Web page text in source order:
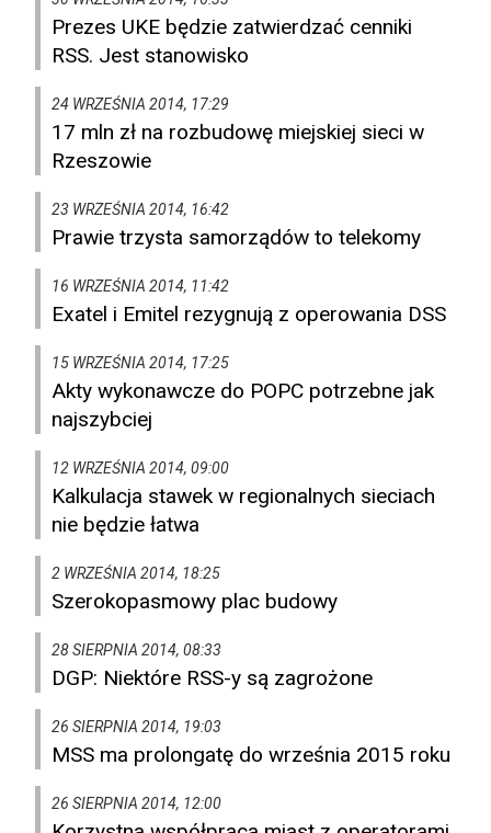
Prezes UKE będzie zatwierdzać cenniki
RSS. Jest stanowisko
24 WRZEŚNIA 2014, 17:29
17 mln zł na rozbudowę miejskiej sieci w
Rzeszowie
23 WRZEŚNIA 2014, 16:42
Prawie trzysta samorządów to telekomy
16 WRZEŚNIA 2014, 11:42
Exatel i Emitel rezygnują z operowania DSS
15 WRZEŚNIA 2014, 17:25
Akty wykonawcze do POPC potrzebne jak
najszybciej
12 WRZEŚNIA 2014, 09:00
Kalkulacja stawek w regionalnych sieciach
nie będzie łatwa
2 WRZEŚNIA 2014, 18:25
Szerokopasmowy plac budowy
28 SIERPNIA 2014, 08:33
DGP: Niektóre RSS-y są zagrożone
26 SIERPNIA 2014, 19:03
MSS ma prolongatę do września 2015 roku
26 SIERPNIA 2014, 12:00